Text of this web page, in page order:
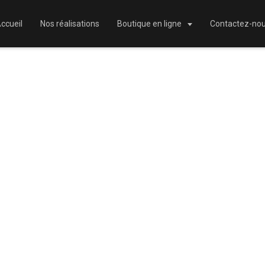
Nos réalisations Boutique en ligne Contactez-